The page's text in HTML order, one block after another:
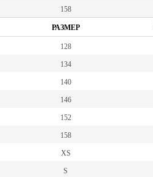
158
РАЗМЕР
128
134
140
146
152
158
XS
S